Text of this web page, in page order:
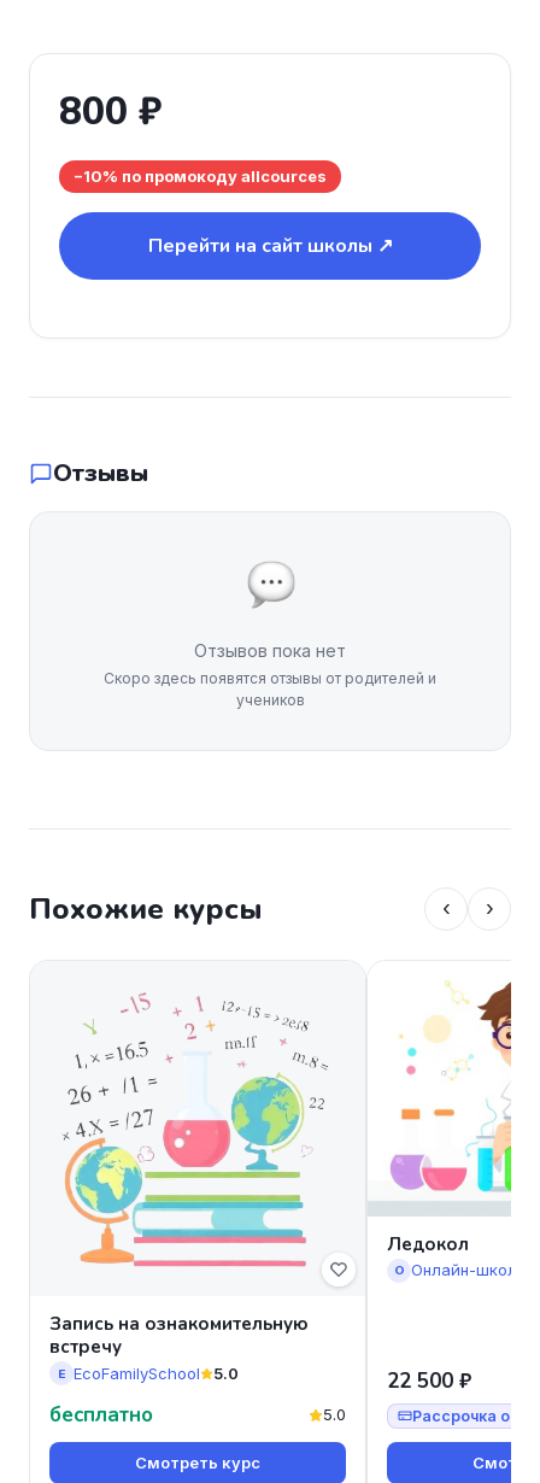
800 ₽
−10% по промокоду allcources
Перейти на сайт школы ↗
Отзывы
Отзывов пока нет
Скоро здесь появятся отзывы от родителей и
учеников
Похожие курсы ‹ ›
Запись на ознакомительную
встречу
E EcoFamilySchool 5.0
бесплатно 5.0
Смотреть курс
Ледокол
О Онлайн-школа
22 500 ₽
Рассрочка от